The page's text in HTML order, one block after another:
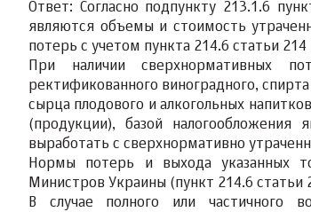
Ответ: Согласно подпункту 213.1.6
являются объемы и стоимость
потерь с учетом пункта 214.6 статьи 214
При наличии сверхнормативных
ректификованного виноградного,
сырца плодового и алкогольных
(продукции), базой
выработать с сверхнормативно
Нормы потерь и выхода указанных
Министров Украины (пункт 214.6 статьи
В случае полного или частичного